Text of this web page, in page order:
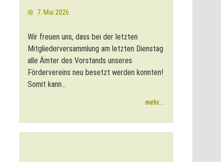
7. Mai 2026
Wir freuen uns, dass bei der letzten
Mitgliederversammlung am letzten Dienstag
alle Ämter des Vorstands unseres
Fördervereins neu besetzt werden konnten!
Somit kann...
mehr...